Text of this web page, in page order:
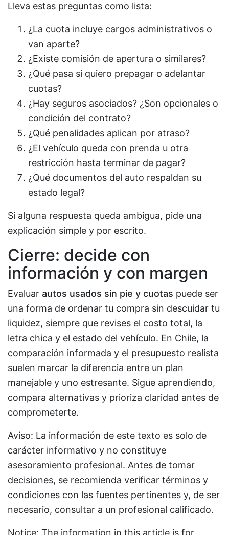
Lleva estas preguntas como lista:
¿La cuota incluye cargos administrativos o
van aparte?
¿Existe comisión de apertura o similares?
¿Qué pasa si quiero prepagar o adelantar
cuotas?
¿Hay seguros asociados? ¿Son opcionales o
condición del contrato?
¿Qué penalidades aplican por atraso?
¿El vehículo queda con prenda u otra
restricción hasta terminar de pagar?
¿Qué documentos del auto respaldan su
estado legal?
Si alguna respuesta queda ambigua, pide una
explicación simple y por escrito.
Cierre: decide con
información y con margen
Evaluar autos usados sin pie y cuotas puede ser
una forma de ordenar tu compra sin descuidar tu
liquidez, siempre que revises el costo total, la
letra chica y el estado del vehículo. En Chile, la
comparación informada y el presupuesto realista
suelen marcar la diferencia entre un plan
manejable y uno estresante. Sigue aprendiendo,
compara alternativas y prioriza claridad antes de
comprometerte.
Aviso: La información de este texto es solo de
carácter informativo y no constituye
asesoramiento profesional. Antes de tomar
decisiones, se recomienda verificar términos y
condiciones con las fuentes pertinentes y, de ser
necesario, consultar a un profesional calificado.
Notice: The information in this article is for